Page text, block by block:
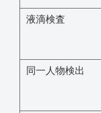
液滴検査
同一人物検出